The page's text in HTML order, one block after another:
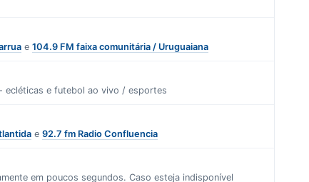
e104.9 FM faixa comunitária / Uruguaiana
ecléticas efutebol ao vivo / esportes
e92.7 fm Radio Confluencia
em poucos segundos. Caso esteja indisponível